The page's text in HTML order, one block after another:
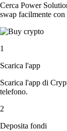
Cerca Power
swap facilmente
1
Scarica l'app
Scarica l'app di
telefono.
2
Deposita fondi